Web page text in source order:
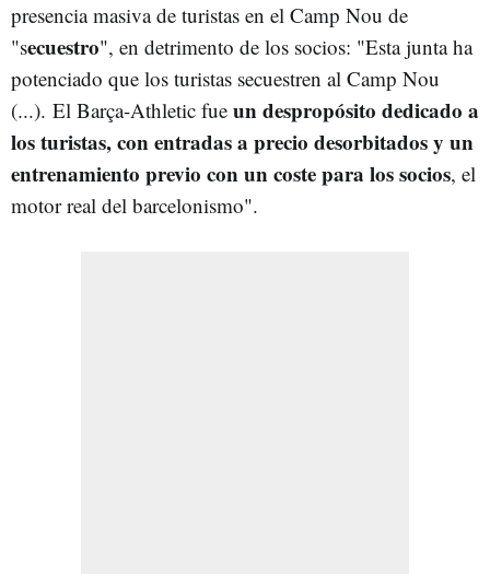
presencia masiva de turistas en el Camp Nou de
"secuestro", en detrimento de los socios: "Esta junta ha
potenciado que los turistas secuestren al Camp Nou
(...). El Barça-Athletic fue un despropósito dedicado a
los turistas, con entradas a precio desorbitados y un
entrenamiento previo con un coste para los socios, el
motor real del barcelonismo".